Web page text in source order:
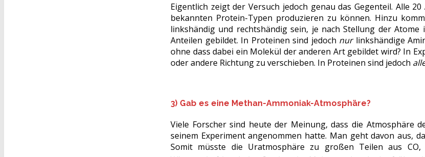
Eigentlich zeigt der Versuch jedoch genau das Gegenteil. Alle
bekannten Protein-Typen produzieren zu können. Hinzu
linkshändig und rechtshändig sein, je nach Stellung der
Anteilen gebildet. In Proteinen sind jedoch nurlinkshändige
ohne dass dabei ein Molekül der anderen Art gebildet wird? In
oder andere Richtung zu verschieben. In Proteinen sind jedoch
3) Gab es eine Methan-Ammoniak-Atmosphäre?
Viele Forscher sind heute der Meinung, dass die Atmosphäre
seinem Experiment angenommen hatte. Man geht davon aus,
Somit müsste die Uratmosphäre zu großen Teilen aus CO,